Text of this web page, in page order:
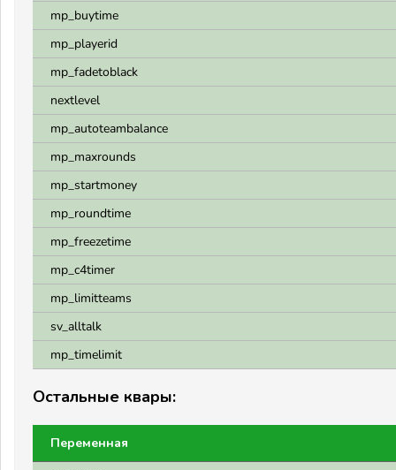
mp_buytime
mp_playerid
mp_fadetoblack
nextlevel
mp_autoteambalance
mp_maxrounds
mp_startmoney
mp_roundtime
mp_freezetime
mp_c4timer
mp_limitteams
sv_alltalk
mp_timelimit
Остальные квары:
Переменная